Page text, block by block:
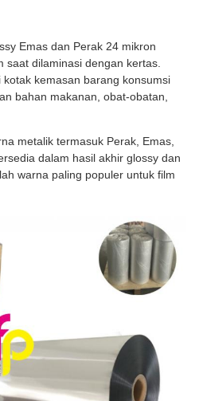
Emas dan Perak 24 mikron
saat dilaminasi dengan kertas.
kemasan barang konsumsi
bahan makanan, obat-obatan,
metalik termasuk Perak, Emas,
dalam hasil akhir glossy dan
warna paling populer untuk film